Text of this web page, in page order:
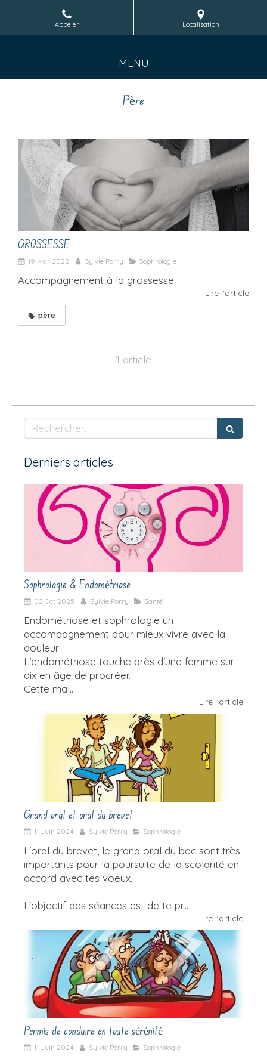
Appeler Localisation
MENU
Père
GROSSESSE
19 Mar 2022 Sylvie Porry Sophrologie
Accompagnement à la grossesse
Lire l'article
père
1 article
Rechercher
Derniers articles
Sophrologie & Endométriose
02 Oct 2025 Sylvie Porry Santé
Endométriose et sophrologie un
accompagnement pour mieux vivre avec la
douleur
L’endométriose touche près d’une femme sur
dix en âge de procréer.
Cette mal...
Lire l'article
Grand oral et oral du brevet
11 Juin 2024 Sylvie Porry Sophrologie
L'oral du brevet, le grand oral du bac sont très
importants pour la poursuite de la scolarité en
accord avec tes voeux.
L'objectif des séances est de te pr...
Lire l'article
Permis de conduire en toute sérénité
11 Juin 2024 Sylvie Porry Sophrologie